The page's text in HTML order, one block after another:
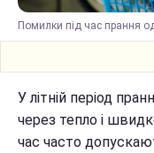
Помилки під час прання
У літній період
через тепло і
час часто